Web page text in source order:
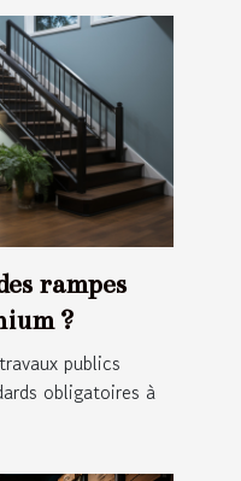
rampes
?
publics
obligatoires à